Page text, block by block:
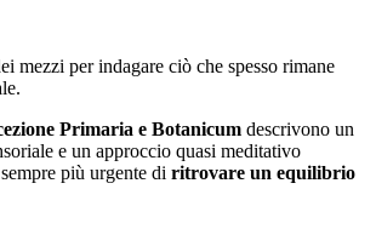
mezzi per indagare ciò che spesso rimane
Primaria e Botanicum descrivono un
e un approccio quasi meditativo
più urgente di ritrovare un equilibrio